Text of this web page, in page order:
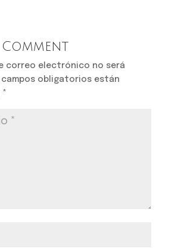
correo electrónico no será
campos obligatorios están
*